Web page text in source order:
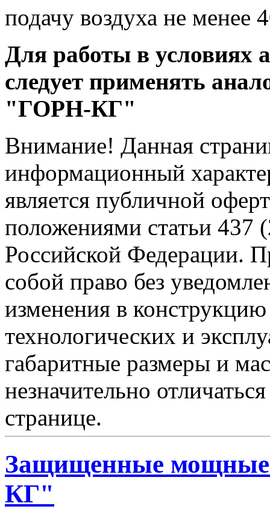
подачу воздуха не менее
Для работы в условиях
следует применять
"ГОРН-КГ"
Внимание! Данная
информационный
является публичной
положениями статьи 437
Российской Федерации.
собой право без
изменения в
технологических и
габаритные размеры и
незначительно
странице.
Защищенные
КГ"